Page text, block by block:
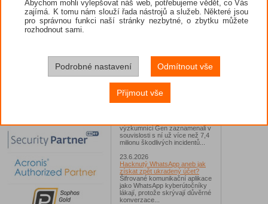
26.6.2026
ESET: S příchodem léta
zaplavují Česko falešné mobilní
Chase Home App či Candy
Race Launcher. Hlavním cílem
útočníků bylo v tomto případě
Polsko, následováno Českem a
Slovenskem...
24.6.2026
výzkumníci Gen zaznamenali v
souvislosti s ní už více než 7,4
milionu škodlivých incidentů...
23.6.2026
Hacknutý WhatsApp aneb jak
získat zpět ukradený účet?
Šifrované komunikační aplikace
jako WhatsApp kyberútočníky
lákají, protože skrývají důvěrné
konverzace...
Abychom mohli vylepšovat náš web, potřebujeme vědět, co Vás
zajímá. K tomu nám slouží řada nástrojů a služeb. Některé jsou
pro správnou funkci naší stránky nezbytné, o zbytku můžete
rozhodnout sami.
Podrobné nastavení Odmítnout vše
Přijmout vše